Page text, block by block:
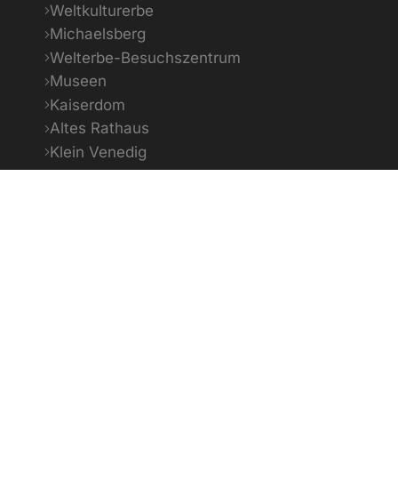
Weltkulturerbe
Michaelsberg
Welterbe-Besuchszentrum
Museen
Kaiserdom
Altes Rathaus
Klein Venedig